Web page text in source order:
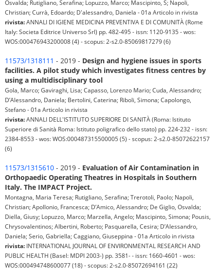
Osvalda; Rutigliano, Serafina; Lopuzzo, Marco; Mascipinto, S; Napoli,
Christian; Currà, Edoardo; D'alessandro, Daniela - 01a Articolo in rivista
rivista:ANNALI DI IGIENE MEDICINA PREVENTIVA E DI COMUNITÀ (Rome
Italy: Societa Editrice Universo Srl) pp. 482-495 - issn: 1120-9135 - wos:
WOS:000476943200008 (4) - scopus: 2-s2.0-85069817279 (6)
11573/1318111 - 2019 - Design and hygiene issues in sports
facilities. A pilot study which investigates fitness centres by
using a multidisciplinary tool
Gola, Marco; Gaviraghi, Lisa; Capasso, Lorenzo Mario; Cuda, Alessandro;
D’Alessandro, Daniela; Bertolini, Caterina; Riboli, Simona; Capolongo,
Stefano - 01a Articolo in rivista
rivista:ANNALI DELL'ISTITUTO SUPERIORE DI SANITÀ (Roma: Istituto
Superiore di Sanità Roma: Istituto poligrafico dello stato) pp. 224-232 - issn:
2384-8553 - wos: WOS:000487315500005 (5) - scopus: 2-s2.0-85072622157
(6)
11573/1315610 - 2019 - Evaluation of Air Contamination in
Orthopaedic Operating Theatres in Hospitals in Southern
Italy. The IMPACT Project.
Montagna, Maria Teresa; Rutigliano, Serafina; Trerotoli, Paolo; Napoli,
Christian; Apollonio, Francesca; D’Amico, Alessandro; De Giglio, Osvalda;
Diella, Giusy; Lopuzzo, Marco; Marzella, Angelo; Mascipinto, Simona; Pousis,
Chrysovalentinos; Albertini, Roberto; Pasquarella, Cesira; D’Alessandro,
Daniela; Serio, Gabriella; Caggiano, Giuseppina - 01a Articolo in rivista
rivista: INTERNATIONAL JOURNAL OF ENVIRONMENTAL RESEARCH AND
PUBLIC HEALTH (Basel: MDPI 2003-) pp. 3581- - issn: 1660-4601 - wos:
WOS:000494748600077 (18) - scopus: 2-s2.0-85072694161 (22)